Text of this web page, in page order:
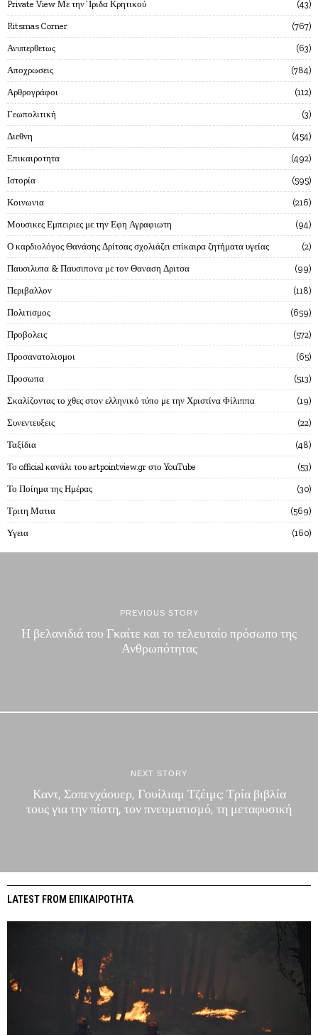
Private View Με την`Ιριδα Κρητικού 43
Ritsmas Corner 767
Ανυπερθετως 63
Αποχρωσεις 784
Αρθρογράφοι 112
Γεωπολιτική 3
Διεθνη 454
Επικαιροτητα 492
Ιστορία 595
Κοινωνια 216
Μουσικες Εμπειριες με την Εφη Αγραφιωτη 94
Ο καρδιολόγος Θανάσης Δρίτσας σχολιάζει επίκαιρα ζητήματα υγείας 2
Παυσιλυπα & Παυσιπονα με τον Θαναση Δριτσα 99
Περιβαλλον 118
Πολιτισμος 659
Προβολεις 572
Προσανατολισμοι 65
Προσωπα 513
Σκαλίζοντας το χθες στον ελληνικό τύπο με την Χριστίνα Φίλιππα 19
Συνεντευξεις 22
Ταξίδια 48
Το official κανάλι του artpointview.gr στο YouTube 53
Το Ποίημα της Ημέρας 30
Τριτη Ματια 569
Υγεια 160
PREVIOUS STORY
Η βελανιδιά του Γκαίτε και το τελευταίο πρόσωπο της
Ανθρωπότητας
NEXT STORY
Καντ, Σοπενχάουερ, Γουίλιαμ Τζέιμς: Τρία βιβλία
τους για την πίστη, τον πνευματισμό, τη μεταφυσική
LATEST FROM ΕΠΙΚΑΙΡΟΤΗΤΑ